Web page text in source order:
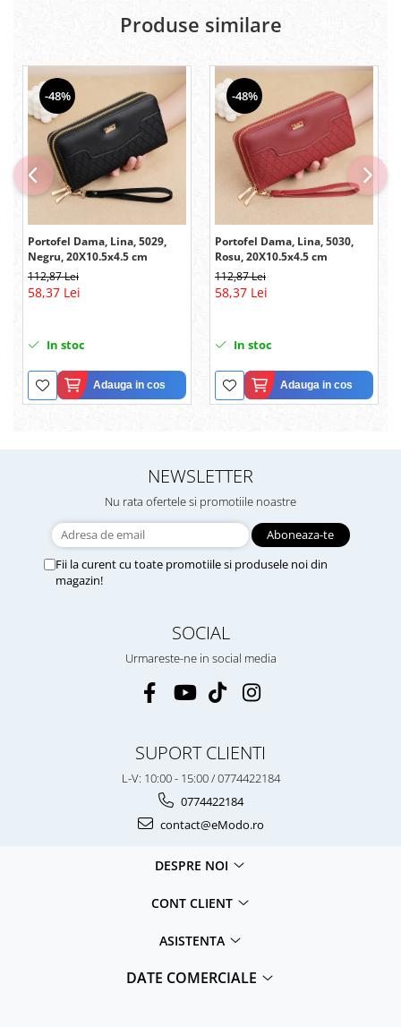
Produse similare
-48%
Portofel Dama, Lina, 5029,
Negru, 20X10.5x4.5 cm
112,87 Lei
58,37 Lei
In stoc
Adauga in cos
-48%
Portofel Dama, Lina, 5030,
Rosu, 20X10.5x4.5 cm
112,87 Lei
58,37 Lei
In stoc
Adauga in cos
NEWSLETTER
Nu rata ofertele si promotiile noastre
Fii la curent cu toate promotiile si produsele noi din
magazin!
SOCIAL
Urmareste-ne in social media
SUPORT CLIENTI
L-V: 10:00 - 15:00 / 0774422184
0774422184
contact@eModo.ro
DESPRE NOI
CONT CLIENT
ASISTENTA
DATE COMERCIALE